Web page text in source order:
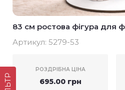
83 см ростова фігура для
кошичком
Артикул: 5279-53
РОЗДРІБНА ЦІНА
695.00 грн